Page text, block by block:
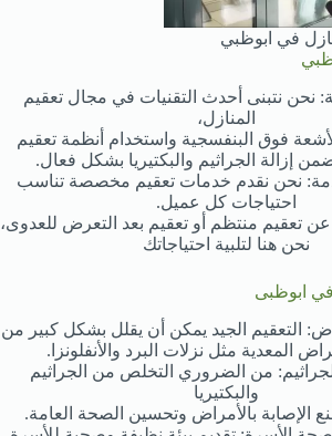
في ابوظبي
نحن نتبنى أحدث التقنيات في مجال تعقيم
المنازل،
فوق البنفسجية واستخدام أنظمة تعقيم
إزالة الجراثيم والبكتيريا بشكل فعال.
نحن نقدم خدمات تعقيم مخصصة تناسب
احتياجات كل عميل.
تعقيم منتظم أو تعقيم بعد التعرض للعدوى،
نحن هنا لتلبية احتياجاتك
ابوظبى
التعقيم الجيد يمكن أن يقلل بشكل كبير من
المعدية مثل نزلات البرد والأنفلونزا.
من الضروري التخلص من الجراثيم
والبكتيريا
الإصابة بالأمراض وتحسين الصحة العامة.